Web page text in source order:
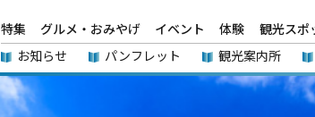
特集 グルメ・おみやげ イベント 体験 観光スポ
お知らせ
パンフレット 観光案内所